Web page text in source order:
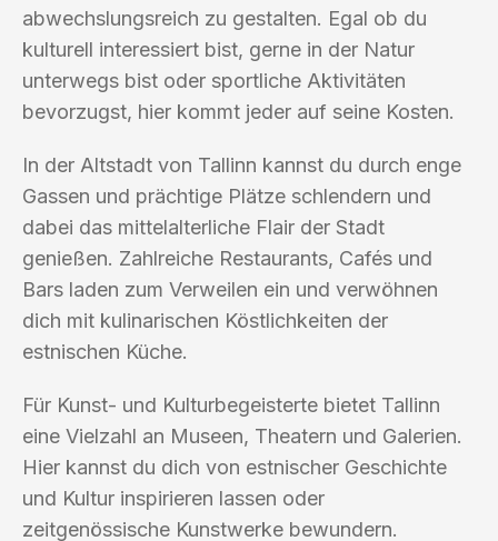
abwechslungsreich zu gestalten. Egal ob du
kulturell interessiert bist, gerne in der Natur
unterwegs bist oder sportliche Aktivitäten
bevorzugst, hier kommt jeder auf seine Kosten.
In der Altstadt von Tallinn kannst du durch enge
Gassen und prächtige Plätze schlendern und
dabei das mittelalterliche Flair der Stadt
genießen. Zahlreiche Restaurants, Cafés und
Bars laden zum Verweilen ein und verwöhnen
dich mit kulinarischen Köstlichkeiten der
estnischen Küche.
Für Kunst- und Kulturbegeisterte bietet Tallinn
eine Vielzahl an Museen, Theatern und Galerien.
Hier kannst du dich von estnischer Geschichte
und Kultur inspirieren lassen oder
zeitgenössische Kunstwerke bewundern.